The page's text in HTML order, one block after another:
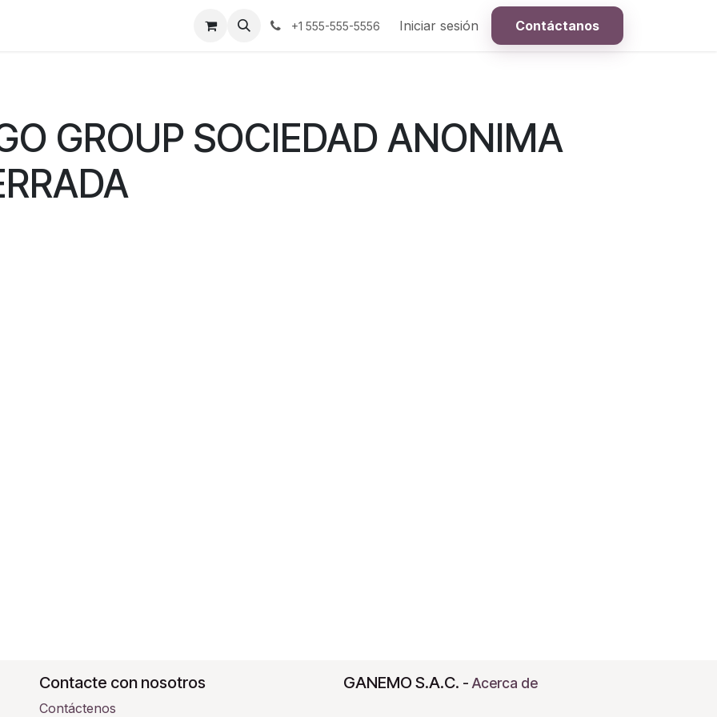
+1 555-555-5556 Iniciar sesión Contáctanos
GROUP SOCIEDAD ANONIMA
Contacte con nosotros
Contáctenos
GANEMO S.A.C. -Acerca de